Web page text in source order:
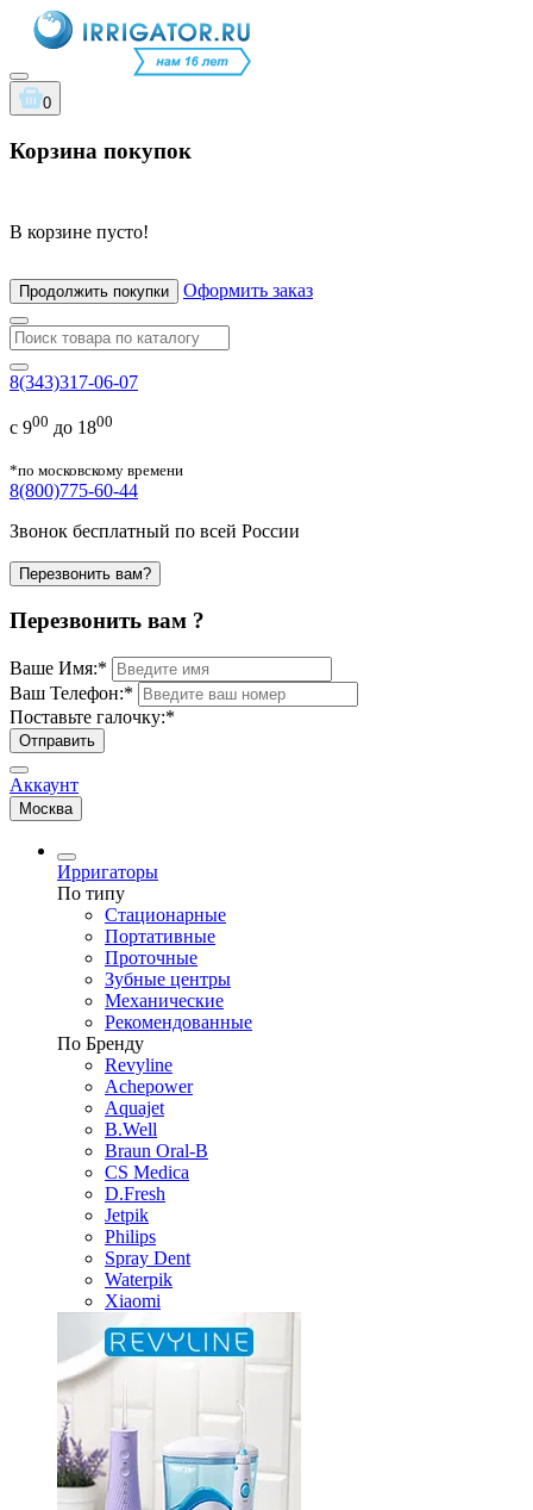
0
Корзина покупок
В корзине пусто!
Продолжить покупки Оформить заказ
8(343)317-06-07
с 900 до 1800
*по московскому времени
8(800)775-60-44
Звонок бесплатный по всей России
Перезвонить вам?
Перезвонить вам ?
Ваше Имя:*
Ваш Телефон:*
Поставьте галочку:*
Отправить
Аккаунт
Москва
Ирригаторы
По типу
Стационарные
Портативные
Проточные
Зубные центры
Механические
Рекомендованные
По Бренду
Revyline
Achepower
Aquajet
B.Well
Braun Oral-B
CS Medica
D.Fresh
Jetpik
Philips
Spray Dent
Waterpik
Xiaomi